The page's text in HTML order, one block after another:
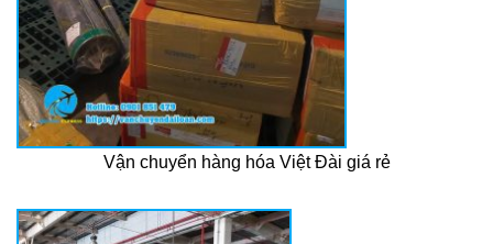
Vận chuyển hàng hóa Việt Đài giá rẻ